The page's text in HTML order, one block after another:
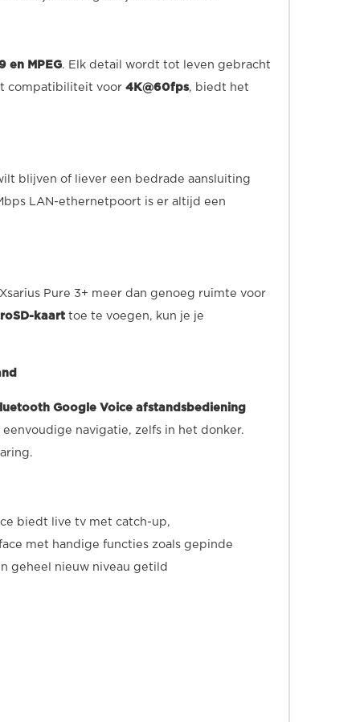
en MPEG. Elk detail wordt tot leven gebracht
compatibiliteit voor 4K@60fps, biedt het
blijven of liever een bedrade aansluiting
LAN-ethernetpoort is er altijd een
Pure 3+ meer dan genoeg ruimte voor
kaart toe te voegen, kun je je
Google Voice afstandsbediening
navigatie, zelfs in het donker.
biedt live tv met catch-up,
met handige functies zoals gepinde
geheel nieuw niveau getild